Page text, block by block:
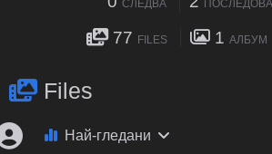
СЛЕДВА
77 FILES 1 АЛБУМ
Files
Най-гледани